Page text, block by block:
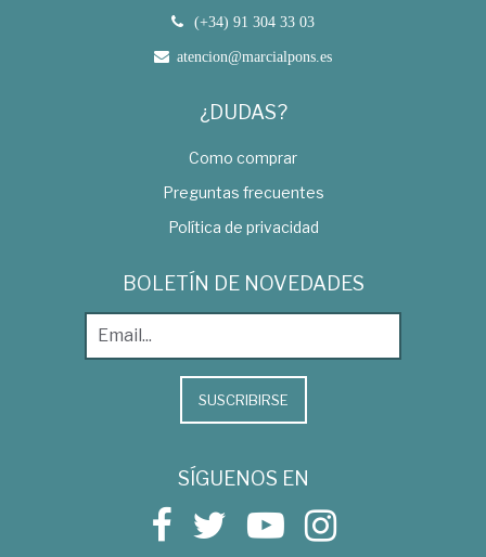
(+34) 91 304 33 03
atencion@marcialpons.es
¿DUDAS?
Como comprar
Preguntas frecuentes
Política de privacidad
BOLETÍN DE NOVEDADES
SUSCRIBIRSE
SÍGUENOS EN